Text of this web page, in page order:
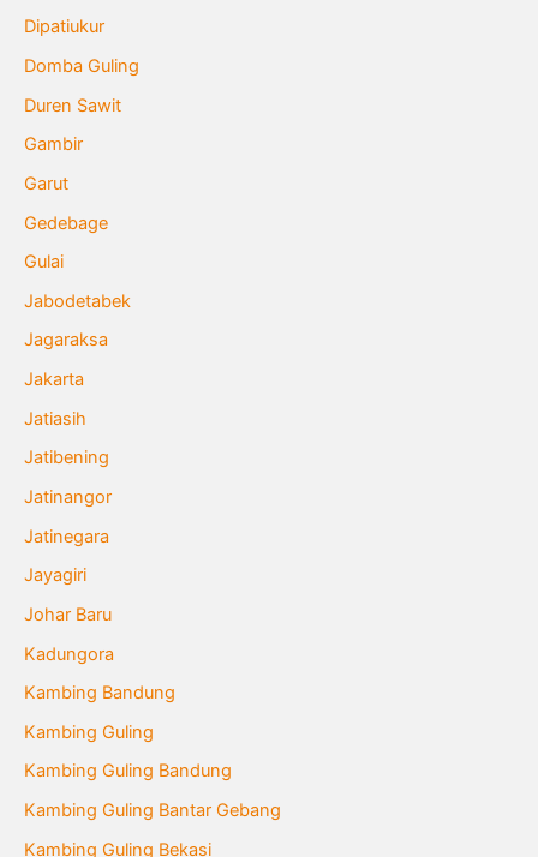
Dipatiukur
Domba Guling
Duren Sawit
Gambir
Garut
Gedebage
Gulai
Jabodetabek
Jagaraksa
Jakarta
Jatiasih
Jatibening
Jatinangor
Jatinegara
Jayagiri
Johar Baru
Kadungora
Kambing Bandung
Kambing Guling
Kambing Guling Bandung
Kambing Guling Bantar Gebang
Kambing Guling Bekasi